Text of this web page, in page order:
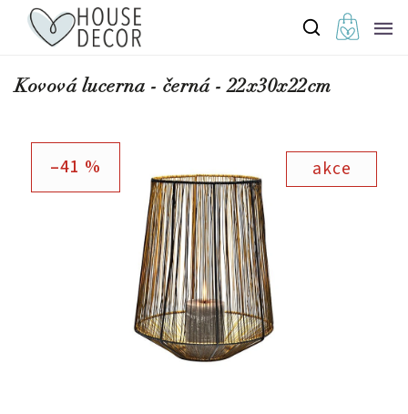
Kovová lucerna - černá - 22x30x22cm
akce
–41 %